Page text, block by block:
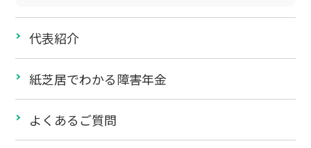
代表紹介
紙芝居でわかる障害年金
よくあるご質問